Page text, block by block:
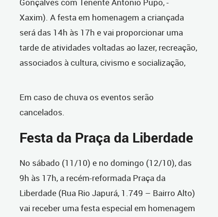
Xaxim). A festa em homenagem a criançada
será das 14h às 17h e vai proporcionar uma
tarde de atividades voltadas ao lazer, recreação,
associados à cultura, civismo e socialização,
Em caso de chuva os eventos serão
cancelados.
Festa da Praça da Liberdade
No sábado (11/10) e no domingo (12/10), das
9h às 17h, a recém-reformada Praça da
Liberdade (Rua Rio Japurá, 1.749 – Bairro Alto)
vai receber uma festa especial em homenagem